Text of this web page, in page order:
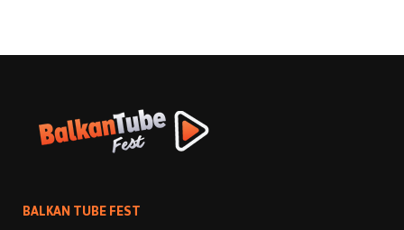
BALKAN TUBE FEST